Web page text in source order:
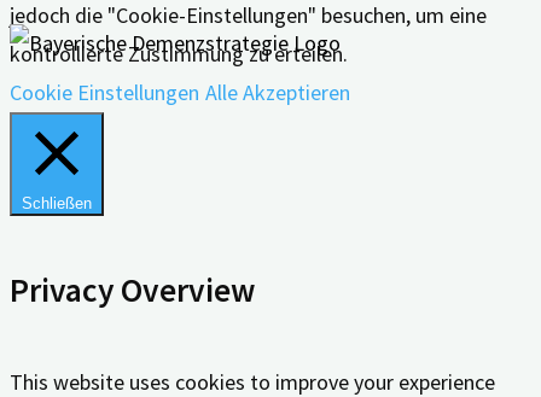
jedoch die "Cookie-Einstellungen" besuchen, um eine
kontrollierte Zustimmung zu erteilen.
Cookie Einstellungen Alle Akzeptieren
Schließen
Privacy Overview
This website uses cookies to improve your experience